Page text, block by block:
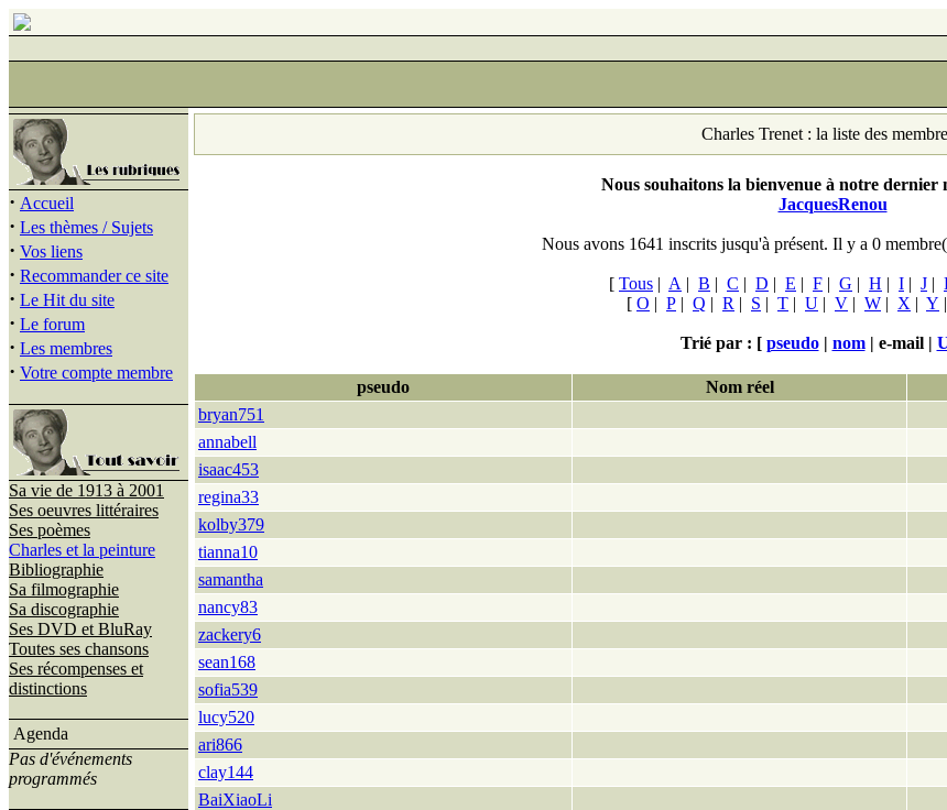
· Accueil
· Les thèmes / Sujets
· Vos liens
· Recommander ce site
· Le Hit du site
· Le forum
· Les membres
· Votre compte membre
Sa vie de 1913 à 2001
Ses oeuvres littéraires
Ses poèmes
Charles et la peinture
Bibliographie
Sa filmographie
Sa discographie
Ses DVD et BluRay
Toutes ses chansons
Ses récompenses et
distinctions
Agenda
Pas d'événements
programmés
Charles Trenet : la liste des
Nous souhaitons la bienvenue à notre dernier
JacquesRenou
Nous avons 1641 inscrits jusqu'à présent. Il y a 0
[ Tous | A | B | C | D | E | F | G | H | I | J |
[ O | P | Q | R | S | T | U | V | W | X | Y |
Trié par : [ pseudo| nom| e-mail |
pseudo Nom réel
bryan751
annabell
isaac453
regina33
kolby379
tianna10
samantha
nancy83
zackery6
sean168
sofia539
lucy520
ari866
clay144
BaiXiaoLi